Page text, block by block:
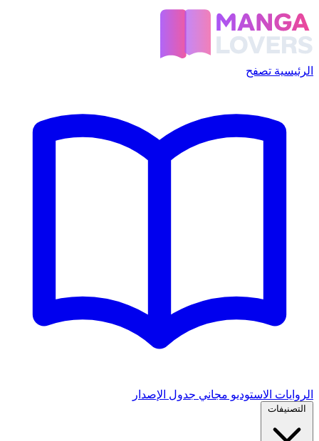
الرئيسية تصفح
الروايات الاستوديو مجاني جدول الإصدار
التصنيفات